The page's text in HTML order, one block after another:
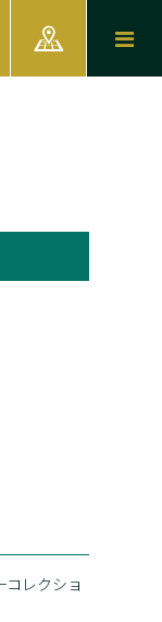
コレクショ